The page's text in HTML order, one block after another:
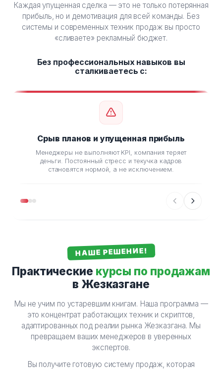
Каждая упущенная сделка — это не только потерянная
прибыль, но и демотивация для всей команды. Без
системы и современных техник продаж вы просто
«сливаете» рекламный бюджет.
Без профессиональных навыков вы
сталкиваетесь с:
Срыв планов и упущенная прибыль
Менеджеры не выполняют KPI, компания теряет
деньги. Постоянный стресс и текучка кадров
становятся нормой, а не исключением.
НАШЕ РЕШЕНИЕ!
Практические курсы по продажам
в Жезказгане
Мы не учим по устаревшим книгам. Наша программа —
это концентрат работающих техник и скриптов,
адаптированных под реалии рынка Жезказгана. Мы
превращаем ваших менеджеров в уверенных
экспертов.
Вы получите готовую систему продаж, которая